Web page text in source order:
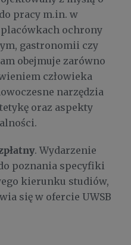
pracy m.in. w
ochrony
gastronomii czy
obejmuje zarówno
człowieka
narzędzia
oraz aspekty
. Wydarzenie
poznania specyfiki
kierunku studiów,
się w ofercie UWSB